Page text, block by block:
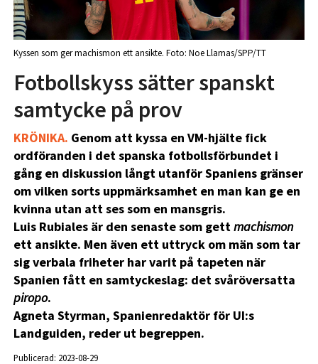
Kyssen som ger machismon ett ansikte. Foto: Noe Llamas/SPP/TT
Fotbollskyss sätter spanskt
samtycke på prov
KRÖNIKA. Genom att kyssa en VM-hjälte fick
ordföranden i det spanska fotbollsförbundet i
gång en diskussion långt utanför Spaniens gränser
om vilken sorts uppmärksamhet en man kan ge en
kvinna utan att ses som en mansgris.
Luis Rubiales är den senaste som gettmachismon
ett ansikte. Men även ett uttryck om män som tar
sig verbala friheter har varit på tapeten när
Spanien fått en samtyckeslag: det svåröversatta
piropo.
Agneta Styrman, Spanienredaktör för UI:s
Landguiden, reder ut begreppen.
Publicerad: 2023-08-29